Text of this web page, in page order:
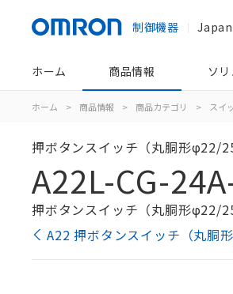
制御機器 Japan
ホーム 商品情報 ソ
ホーム > 商品情報 > 商品カテゴリ > スイ
押ボタンスイッチ（丸胴形φ22/
A22L-CG-
押ボタンスイッチ（丸胴形φ22/
A22 押ボタンスイッチ（丸胴